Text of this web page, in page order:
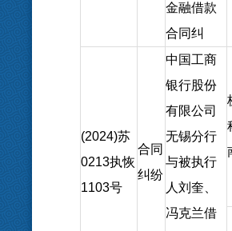
金融借款
合同纠
(2024)苏
0213执恢
1103号
合同
纠纷
中国工商
银行股份
有限公司
无锡分行
与被执行
人刘奎、
冯克兰借